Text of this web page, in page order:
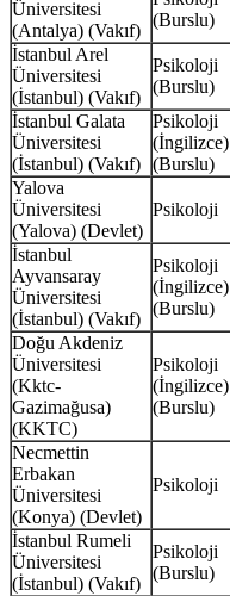
Üniversitesi
(Antalya) (Vakıf)
(Burslu)
İstanbul Arel
Üniversitesi
(İstanbul) (Vakıf)
Psikoloji
(Burslu)
İstanbul Galata
Üniversitesi
(İstanbul) (Vakıf)
Psikoloji
(İngilizce)
(Burslu)
Yalova
Üniversitesi
(Yalova) (Devlet)
Psikoloji
İstanbul
Ayvansaray
Üniversitesi
(İstanbul) (Vakıf)
Psikoloji
(İngilizce)
(Burslu)
Doğu Akdeniz
Üniversitesi
(Kktc-
Gazimağusa)
(KKTC)
Psikoloji
(İngilizce)
(Burslu)
Necmettin
Erbakan
Üniversitesi
(Konya) (Devlet)
Psikoloji
İstanbul Rumeli
Üniversitesi
(İstanbul) (Vakıf)
Psikoloji
(Burslu)